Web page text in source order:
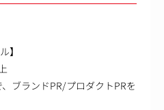
】
ブランドPR/プロダクトPRを